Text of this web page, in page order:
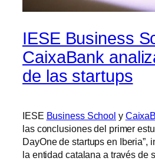
IESE Business
CaixaBank
de las startups
IESE Business School y
las conclusiones del primer
DayOne de startups en Iberia”,
la entidad catalana a través de